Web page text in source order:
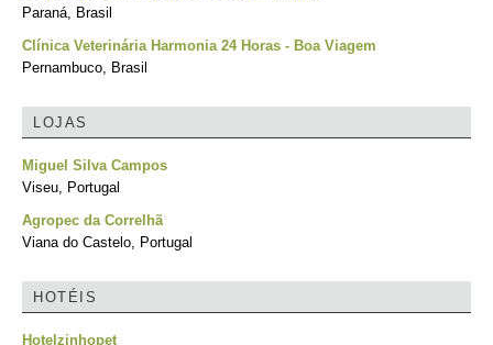
Paraná, Brasil
Clínica Veterinária Harmonia 24 Horas - Boa Viagem
Pernambuco, Brasil
LOJAS
Miguel Silva Campos
Viseu, Portugal
Agropec da Correlhã
Viana do Castelo, Portugal
HOTÉIS
Hotelzinhopet